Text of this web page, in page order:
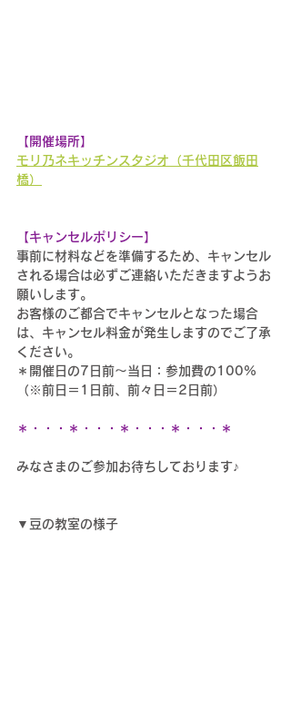
【開催場所】
モリ乃ネキッチンスタジオ（千代田区飯田
橋）
【キャンセルポリシー】
事前に材料などを準備するため、キャンセル
される場合は必ずご連絡いただきますようお
願いします。
お客様のご都合でキャンセルとなった場合
は、キャンセル料金が発生しますのでご了承
ください。
＊開催日の7日前～当日：参加費の100%
（※前日＝1日前、前々日＝2日前）
＊・・・＊・・・＊・・・＊・・・＊
みなさまのご参加お待ちしております♪
▼ 豆の教室の様子